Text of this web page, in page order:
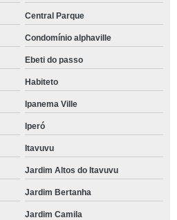
Central Parque
Condomínio alphaville
Ebeti do passo
Habiteto
Ipanema Ville
Iperó
Itavuvu
Jardim Altos do Itavuvu
Jardim Bertanha
Jardim Camila